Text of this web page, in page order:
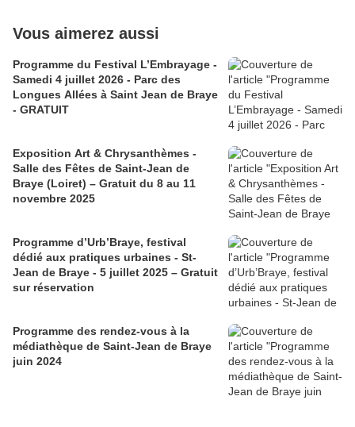
Vous aimerez aussi
Programme du Festival L’Embrayage -
Samedi 4 juillet 2026 - Parc des
Longues Allées à Saint Jean de Braye
- GRATUIT
Exposition Art & Chrysanthèmes -
Salle des Fêtes de Saint-Jean de
Braye (Loiret) – Gratuit du 8 au 11
novembre 2025
Programme d’Urb’Braye, festival
dédié aux pratiques urbaines - St-
Jean de Braye - 5 juillet 2025 – Gratuit
sur réservation
Programme des rendez-vous à la
médiathèque de Saint-Jean de Braye
juin 2024